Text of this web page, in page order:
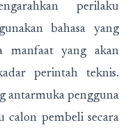
perilaku
bahasa yang
manfaat yang akan
perintah teknis.
antarmuka pengguna
pembeli secara